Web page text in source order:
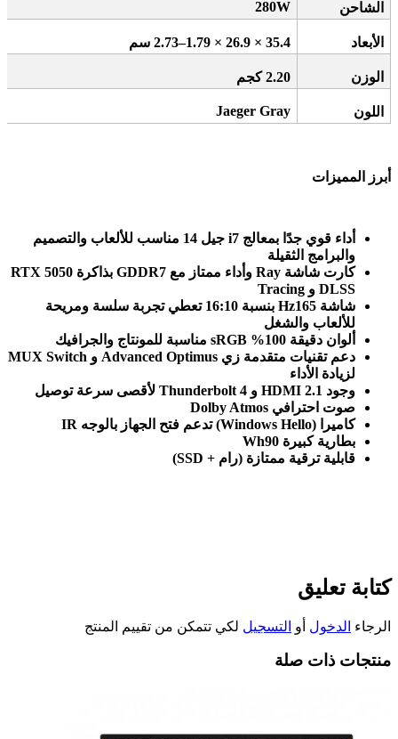
الشاحن 280W
الأبعاد 35.4 × 26.9 × 1.79–2.73 سم
الوزن 2.20 كجم
اللون Jaeger Gray
أبرز المميزات
أداء قوي جدًا بمعالج
جيل 14 مناسب للألعاب والتصميم
والبرامج الثقيلة
كارت شاشة
بذاكرة GDDR7 وأداء ممتاز مع Ray
Tracing و DLSS
شاشة 165
Hz
بنسبة 16:10 تعطي تجربة سلسة ومريحة
للألعاب والشغل
ألوان دقيقة 100
% sRGB
مناسبة للمونتاج والجرافيك
دعم تقنيات متقدمة زي
و Advanced Optimus
لزيادة الأداء
وجود
و HDMI 2.1
لأقصى سرعة توصيل
صوت احترافي
كاميرا
تدعم فتح الجهاز بالوجه(Windows Hello)
بطارية كبيرة 90
Wh
قابلية ترقية ممتازة (رام + SSD)
كتابة تعليق
الرجاء الدخول أو التسجيل لكي تتمكن من تقييم المنتج
منتجات ذات صلة